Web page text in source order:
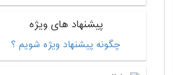
پیشنهاد های ویژه
چگونه پیشنهاد ویژه شویم ؟